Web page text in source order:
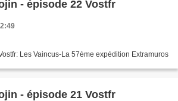
- épisode 22 Vostfr
Les Vaincus-La 57ème expédition Extramuros
- épisode 21 Vostfr